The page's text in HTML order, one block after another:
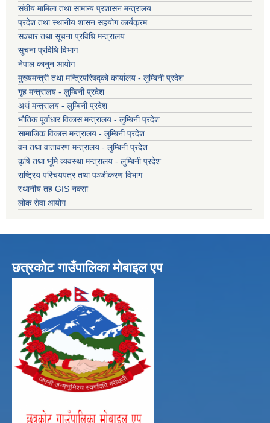
संघीय मामिला तथा सामान्य प्रशासन मन्त्रालय
प्रदेश तथा स्थानीय शासन सहयोग कार्यक्रम
सञ्चार तथा सूचना प्रविधि मन्त्रालय
सूचना प्रविधि विभाग
नेपाल कानुन आयोग
मुख्यमन्त्री तथा मन्त्रिपरिषद्को कार्यालय - लुम्बिनी प्रदेश
गृह मन्त्रालय - लुम्बिनी प्रदेश
अर्थ मन्त्रालय - लुम्बिनी प्रदेश
भौतिक पूर्वाधार विकास मन्त्रालय - लुम्बिनी प्रदेश
सामाजिक विकास मन्त्रालय - लुम्बिनी प्रदेश
वन तथा वातावरण मन्त्रालय - लुम्बिनी प्रदेश
कृषि तथा भूमि व्यवस्था मन्त्रालय - लुम्बिनी प्रदेश
राष्ट्रिय परिचयपत्र तथा पञ्जीकरण विभाग
स्थानीय तह GIS नक्सा
लोक सेवा आयोग
छत्रकोट गाउँपालिका मोबाइल एप